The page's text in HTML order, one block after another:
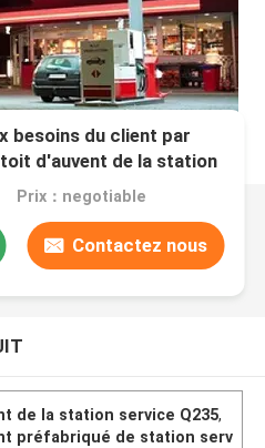
besoins du client par
d'auvent de la station
Prix：negotiable
Contactez nous
de la station service Q235,
préfabriqué de station serv